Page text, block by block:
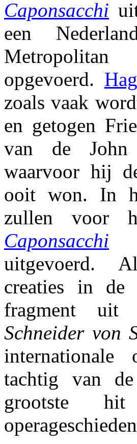
Caponsacchi
een
opgevoerd.
zoals vaak
en getogen
van de John
waarvoor hij
ooit won. In
zullen voor
Caponsacchi
uitgevoerd.
creaties in de
fragment uit
Schneider von
tachtig van
grootste